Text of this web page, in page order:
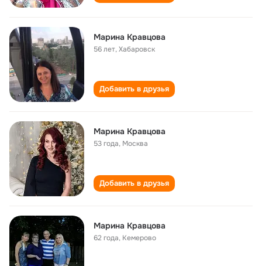
Марина Кравцова
56 лет,Хабаровск
Добавить в друзья
Марина Кравцова
53 года, Москва
Добавить в друзья
Марина Кравцова
62 года, Кемерово